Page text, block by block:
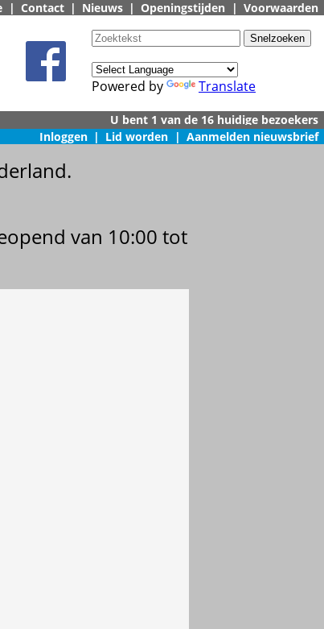
| Contact | Nieuws | Openingstijden | Voorwaarden
Powered by Translate
Inloggen | Lid worden | Aanmelden nieuwsbrief
van 10:00 tot